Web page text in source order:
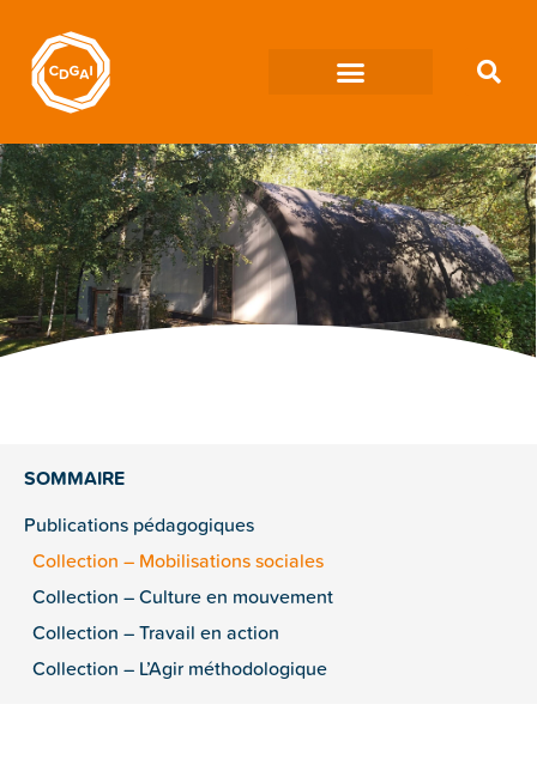
SOMMAIRE
Publications pédagogiques
Collection – Mobilisations sociales
Collection – Culture en mouvement
Collection – Travail en action
Collection – L’Agir méthodologique